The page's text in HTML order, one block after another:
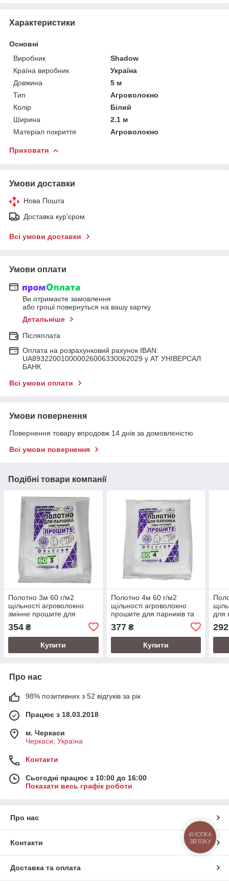
Характеристики
Основні
Виробник
Shadow
Країна виробник
Україна
Довжина
5 м
Тип
Агроволокно
Колір
Білий
Ширина
2.1 м
Матеріал покриття
Агроволокно
Приховати
Умови доставки
Нова Пошта
Доставка кур'єром
Всі умови доставки
Умови оплати
Ви отримаєте замовлення
або гроші повернуться на вашу картку
Детальніше
Післяплата
Оплата на розрахунковий рахунок IBAN:
UA893220010000026006330062029 у АТ УНІВЕРСАЛ
БАНК
Всі умови оплати
Умови повернення
Повернення товару впродовж 14 днів за домовленістю
Всі умови повернення
Подібні товари компанії
Полотно 3м 60 г/м2
щільності агроволокно
змінне прошите для
354 ₴
Купити
Полотно 4м 60 г/м2
щільності агроволокно
прошите для парників та
377₴
Купити
для
292
Про нас
98% позитивних з 52 відгуків за рік
Працює з 18.03.2018
м. Черкаси
Черкаси, Україна
Контакти
Сьогодні працює з 10:00 до 16:00
Показати весь графік роботи
Про нас
Контакти
Доставка та оплата
КНОПКА
ЗВ'ЯЗКУ